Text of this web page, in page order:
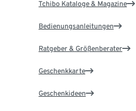
Tchibo Kataloge & Magazine
Bedienungsanleitungen
Ratgeber & Größenberater
Geschenkkarte
Geschenkideen